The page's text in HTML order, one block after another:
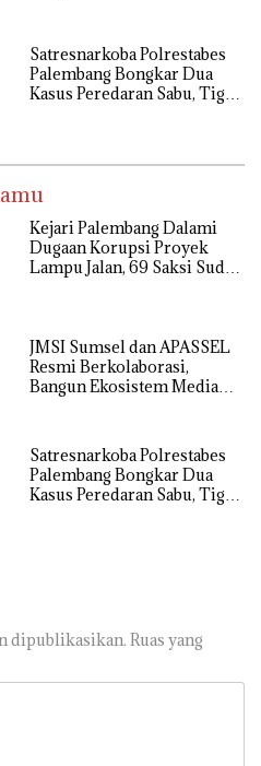
Kreatif
Satresnarkoba Polrestabes
Palembang Bongkar Dua
Kasus Peredaran Sabu, Tiga
Kejari Palembang Dalami
Dugaan Korupsi Proyek
Lampu Jalan, 69 Saksi Sudah
JMSI Sumsel dan APASSEL
Resmi Berkolaborasi,
Bangun Ekosistem Media
Kreatif
Satresnarkoba Polrestabes
Palembang Bongkar Dua
Kasus Peredaran Sabu, Tiga
dipublikasikan. Ruas yang